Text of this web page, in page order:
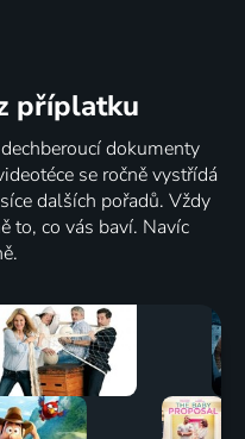
příplatku
dokumenty
se ročně vystřídá
dalších pořadů. Vždy
to, co vás baví. Navíc